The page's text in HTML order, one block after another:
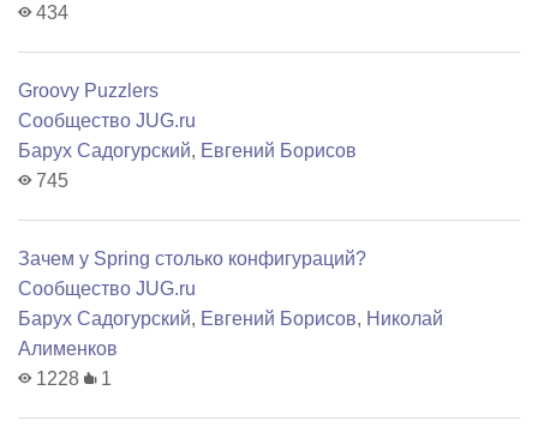
434
Groovy Puzzlers
Сообщество JUG.ru
Барух Садогурский, Евгений Борисов
745
Зачем у Spring столько конфигураций?
Сообщество JUG.ru
Барух Садогурский, Евгений Борисов, Николай
Алименков
1228
1